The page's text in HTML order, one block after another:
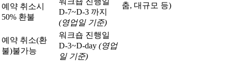
춤, 대규모 등)
예약 취소시
50% 환불
D-7~D-3 까지
(영업일 기준)
예약 취소(환
불)불가능
워크숍 진행일
D-3~D-day (영업
일 기준)